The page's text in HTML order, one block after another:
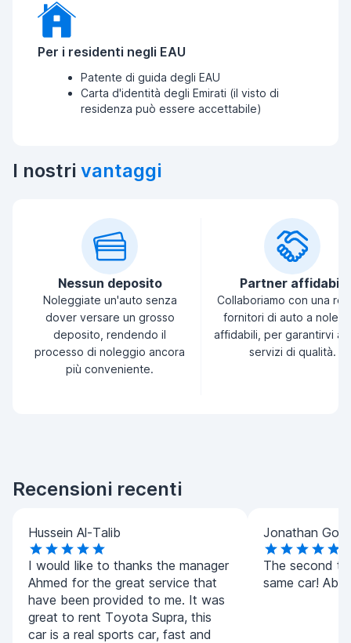
Per i residenti negli EAU
Patente di guida degli EAU
Carta d'identità degli Emirati (il visto di
residenza può essere accettabile)
I nostri vantaggi
Nessun deposito
Noleggiate un'auto senza
dover versare un grosso
deposito, rendendo il
processo di noleggio ancora
più conveniente.
Partner affidabili
Collaboriamo con una
fornitori di auto a
affidabili, per garantirvi
servizi di qualità.
Recensioni recenti
Hussein Al-Talib
I would like to thanks the manager
Ahmed for the great service that
have been provided to me. It was
great to rent Toyota Supra, this
car is a real sports car, fast and
Jonathan
The second
same car!